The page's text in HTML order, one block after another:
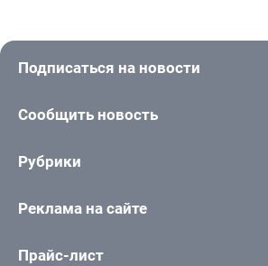
Подписаться на новости
Сообщить новость
Рубрики
Реклама на сайте
Прайс-лист